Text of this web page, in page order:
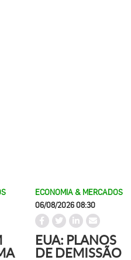
ECONOMIA & MERCADOS
06/08/2026 08:30
EUA: PLANOS
DE DEMISSÃO